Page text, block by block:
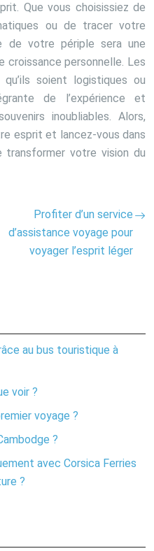
Que vous choisissiez de
ou de tracer votre
de votre périple sera une
croissance personnelle. Les
soient logistiques ou
de l’expérience et
inoubliables. Alors,
esprit et lancez-vous dans
votre vision du
Profiter d’un service
d’assistance voyage pour
voyager l’esprit léger
au bus touristique à
voir ?
voyage ?
?
avec Corsica Ferries
?